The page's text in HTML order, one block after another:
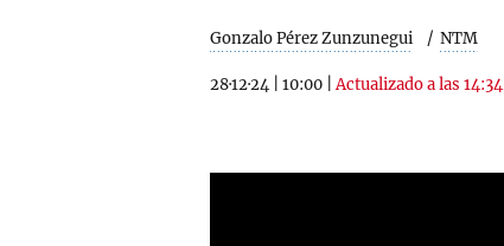
Gonzalo Pérez Zunzunegui NTM
28·12·24 10:00 |Actualizado a las 14:34